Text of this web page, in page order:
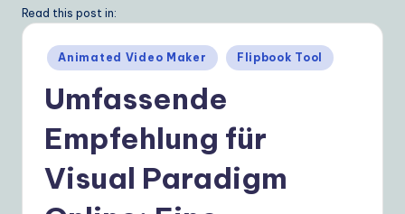
o
Read this post in:
Posted
in
Animated Video Maker Flipbook Tool
Umfassende
Empfehlung für
Visual Paradigm